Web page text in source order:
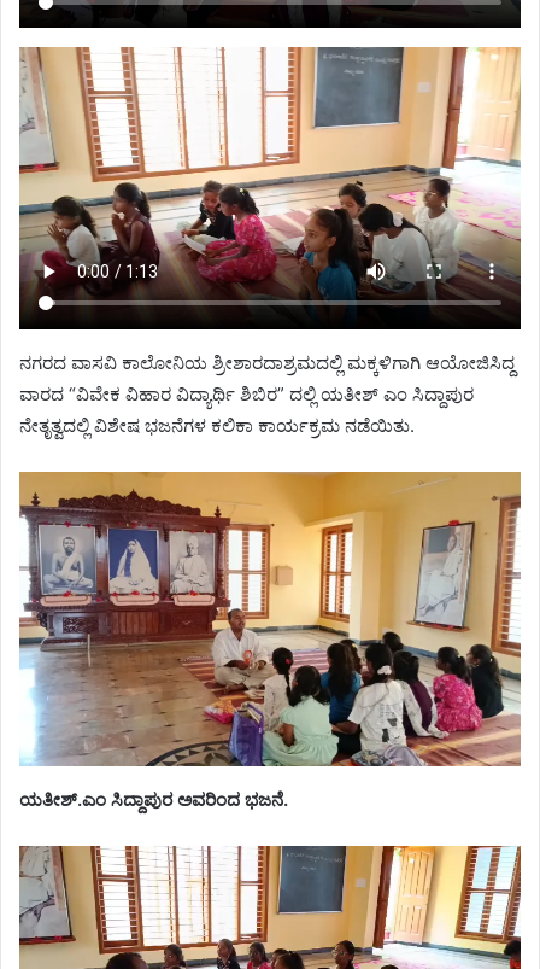
ನಗರದ ವಾಸವಿ ಕಾಲೋನಿಯ ಶ್ರೀಶಾರದಾಶ್ರಮದಲ್ಲಿ ಮಕ್ಕಳಿಗಾಗಿ ಆಯೋಜಿಸಿದ್ದ
ವಾರದ “ವಿವೇಕ ವಿಹಾರ ವಿದ್ಯಾರ್ಥಿ ಶಿಬಿರ” ದಲ್ಲಿ ಯತೀಶ್ ಎಂ ಸಿದ್ದಾಪುರ
ನೇತೃತ್ವದಲ್ಲಿ ವಿಶೇಷ ಭಜನೆಗಳ ಕಲಿಕಾ ಕಾರ್ಯಕ್ರಮ ನಡೆಯಿತು.
ಯತೀಶ್.ಎಂ ಸಿದ್ದಾಪುರ ಅವರಿಂದ ಭಜನೆ.